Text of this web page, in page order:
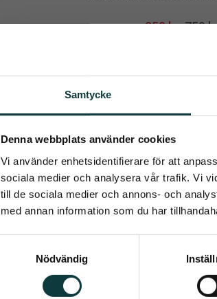
Samtycke
Denna webbplats använder cookies
Vi använder enhetsidentifierare för att
sociala medier och analysera vår trafik. Vi
till de sociala medier och annons- och
med annan information som du har
Nödvändig
Lägg till i önskelista
250kr 759
Prenumerera
Det allra senaste direkt i
Dina personuppgifter behandlas i